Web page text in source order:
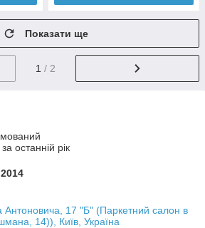
Показати ще
1 / 2
останній рік
Антоновича, 17 "Б" (Паркетний салон в
14)), Київ, Україна